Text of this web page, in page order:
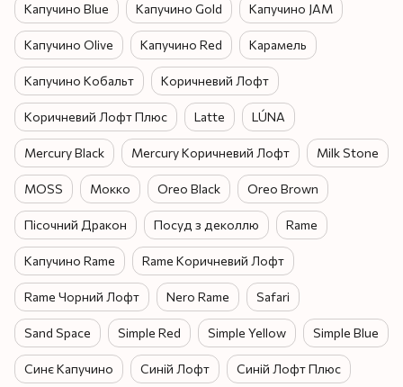
Капучино Blue Капучино Gold Капучино JAM
Капучино Olive Капучино Red Карамель
Капучино Кобальт Коричневий Лофт
Коричневий Лофт Плюс Latte LÚNA
Mercury Black Mercury Коричневий Лофт Milk Stone
MOSS Мокко Oreo Black Oreo Brown
Пісочний Дракон Посуд з деколлю Rame
Капучино Rame Rame Коричневий Лофт
Rame Чорний Лофт Nero Rame Safari
Sand Space Simple Red Simple Yellow Simple Blue
Синє Капучино Синій Лофт Синій Лофт Плюс